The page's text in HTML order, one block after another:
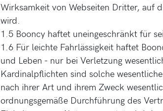
Wirksamkeit von Webseiten Dritter, auf
wird.
1.5 Booncy haftet uneingeschränkt für
1.6 Für leichte Fahrlässigkeit haftet
und Leben - nur bei Verletzung
Kardinalpflichten sind solche
nach ihrer Art und ihrem Zweck
ordnungsgemäße Durchführung des